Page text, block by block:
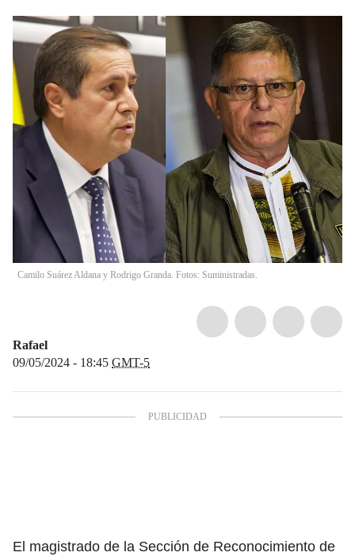
Camilo Suárez Aldana y Rodrigo Granda. Fotos: Suministradas.
Rafael
09/05/2024 - 18:45 GMT-5
El magistrado de la Sección de Reconocimiento de